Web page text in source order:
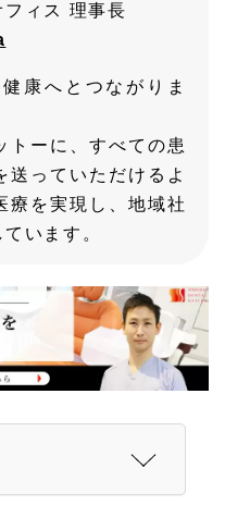
フィス 理事長
康へとつながりま
トーに、すべての患
送っていただけるよ
療を実現し、地域社
います。